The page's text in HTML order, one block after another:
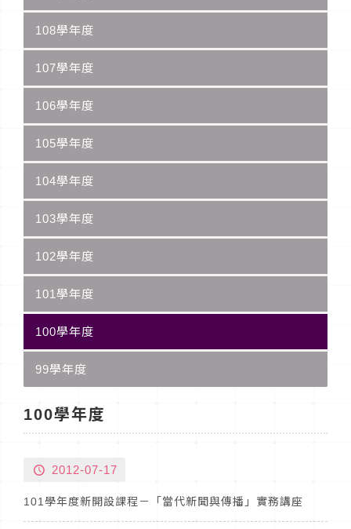
108學年度
107學年度
106學年度
105學年度
104學年度
103學年度
102學年度
101學年度
100學年度
99學年度
100學年度
2012-07-17
101學年度新開設課程－「當代新聞與傳播」實務講座